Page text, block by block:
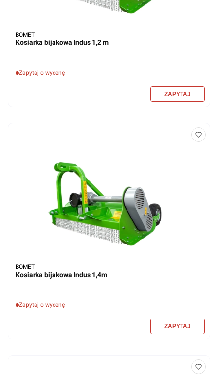
Kosiarka bijakowa Indus 1,2 m
Zapytaj o wycenę
BOMET
Kosiarka bijakowa Indus 1,4m
Zapytaj o wycenę
BOMET